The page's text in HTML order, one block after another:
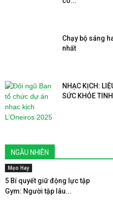
Chạy bộ sáng
nhất
NHẠC KỊCH:
SỨC KHỎE
NGẪU NHIÊN
Mẹo Hay
5 Bí quyết giữ động lực tập
Gym: Người tập lâu...